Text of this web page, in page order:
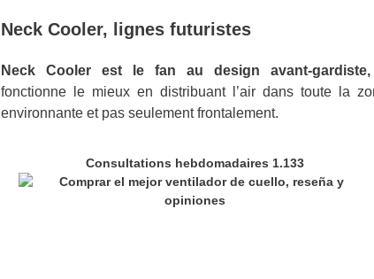
Neck Cooler, lignes futuristes
Neck Cooler est le fan au design avant-gardiste,
fonctionne le mieux en distribuant l’air dans toute la
environnante et pas seulement frontalement.
Consultations hebdomadaires 1.133